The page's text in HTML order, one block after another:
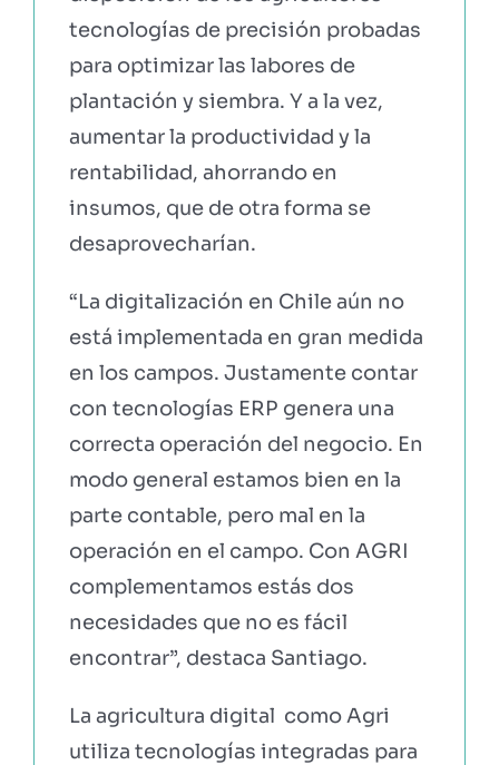
tecnologías de precisión probadas
para optimizar las labores de
plantación y siembra. Y a la vez,
aumentar la productividad y la
rentabilidad, ahorrando en
insumos, que de otra forma se
desaprovecharían.
“La digitalización en Chile aún no
está implementada en gran medida
en los campos. Justamente contar
con tecnologías ERP genera una
correcta operación del negocio. En
modo general estamos bien en la
parte contable, pero mal en la
operación en el campo. Con AGRI
complementamos estás dos
necesidades que no es fácil
encontrar”, destaca Santiago.
La agricultura digital como Agri
utiliza tecnologías integradas para